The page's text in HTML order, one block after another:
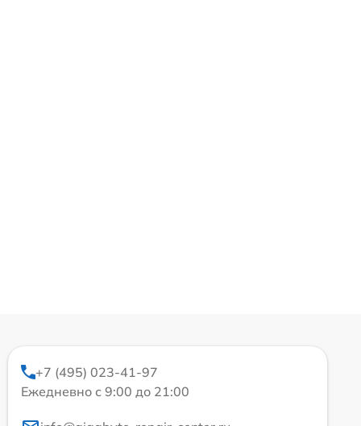
+7 (495) 023-41-97
Ежедневно с 9:00 до 21:00